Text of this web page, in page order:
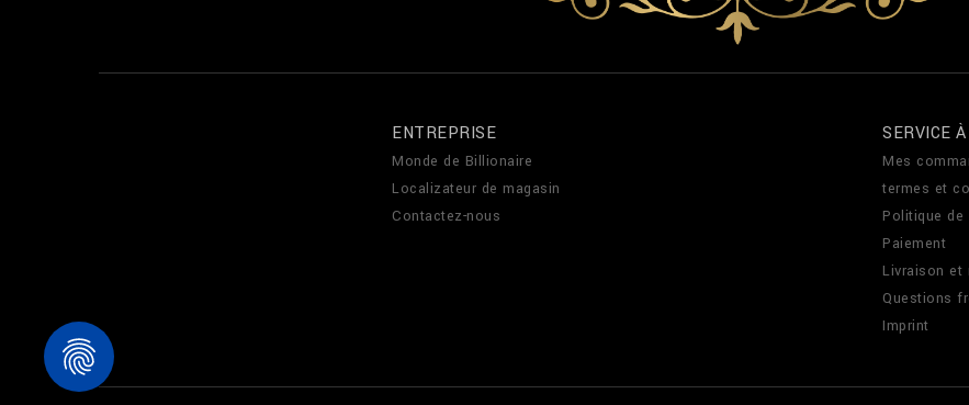
ENTREPRISE
Monde de Billionaire
Localizateur de magasin
Contactez-nous
SERVICE
Mes
termes et
Politique
Paiement
Livraison et
Questions
Imprint